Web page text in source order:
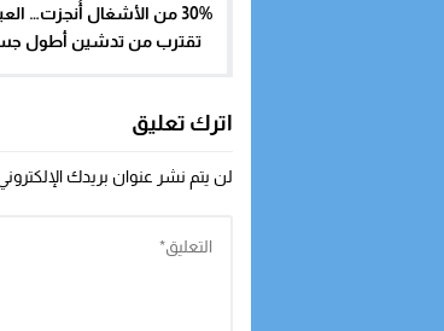
30% من الأشغال أُنجزت…
تقترب من تدشين أطول
اترك تعليق
لن يتم نشر عنوان بريدك